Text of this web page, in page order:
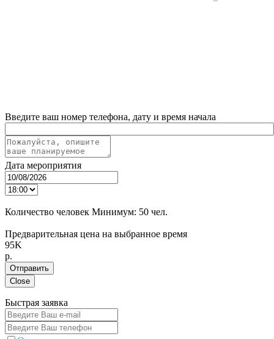
Введите ваш номер телефона, дату и время начала
Дата мероприятия
Количество человек Минимум: 50 чел.
Предварительная цена на выбранное время
95K
p.
Отправить
Close
Быстрая заявка